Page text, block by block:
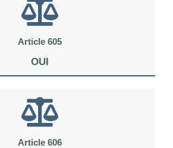
Article 605
OUI
Article 606